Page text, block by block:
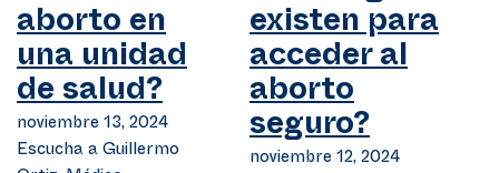
aborto en
una unidad
de salud?
noviembre 13, 2024
Escucha a Guillermo
existen para
acceder al
aborto
seguro?
noviembre 12, 2024